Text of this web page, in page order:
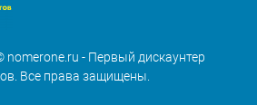
- Первый дискаунтер
Все права защищены.